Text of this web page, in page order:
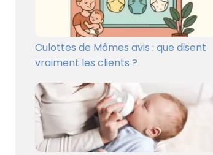
Culottes de Mômes avis : que disent
vraiment les clients ?